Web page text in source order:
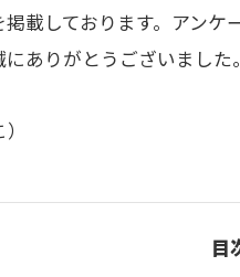
掲載しております。アン
ありがとうございました。
目